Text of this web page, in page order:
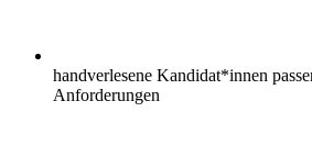
handverlesene Kandidat*innen
Anforderungen